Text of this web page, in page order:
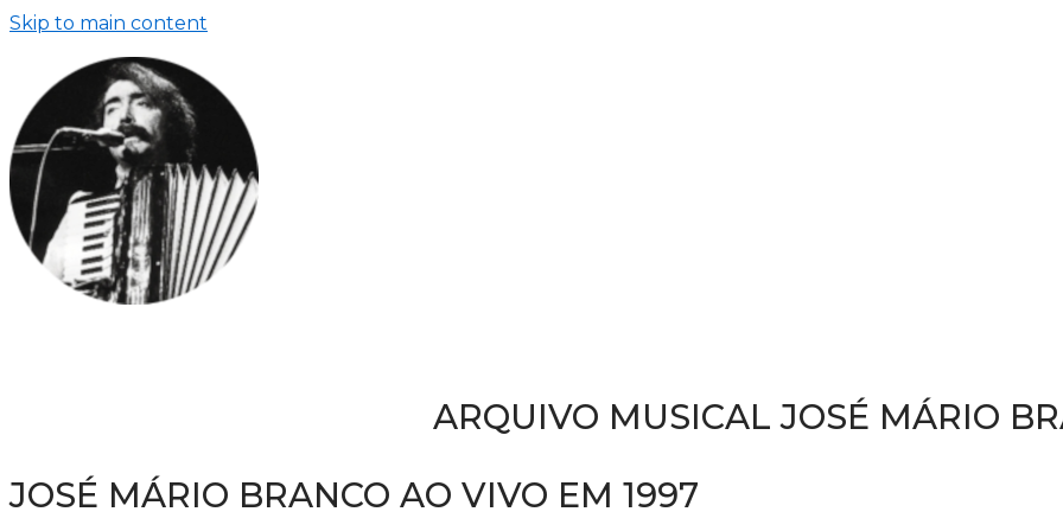
Skip to main content
ARQUIVO MUSICAL JOSÉ MÁRIO
JOSÉ MÁRIO BRANCO AO VIVO EM 1997